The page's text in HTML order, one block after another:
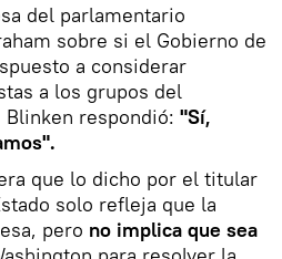
del parlamentario
sobre si el Gobierno de
a considerar
a los grupos del
respondió: "Sí,
que lo dicho por el titular
solo refleja que la
pero no implica que sea